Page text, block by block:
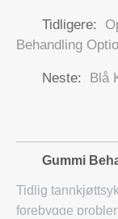
Tidligere:
Behandling
Neste: Blå
Gummi
Tidlig
forebygge